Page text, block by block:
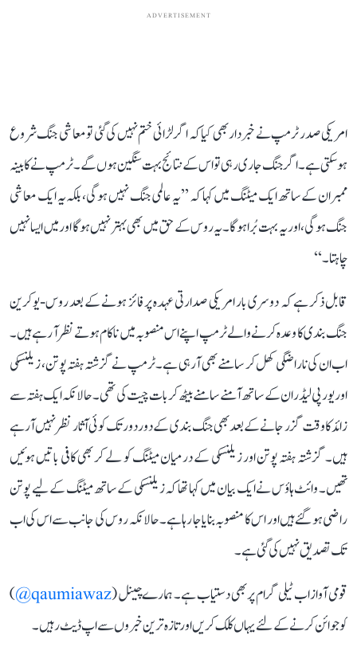
ADVERTISEMENT
امریکی صدر ٹرمپ نے خبردار بھی کیا کہ اگر لڑائی ختم نہیں کی گئی تو معاشی جنگ شروع
ہو سکتی ہے۔ اگر جنگ جاری رہی تو اس کے نتائج بہت سنگین ہوں گے۔ ٹرمپ نے کابینہ
ممبران کے ساتھ ایک میٹنگ میں کہا کہ ’’یہ عالمی جنگ نہیں ہوگی، بلکہ یہ ایک معاشی
جنگ ہوگی، اور یہ بہت بُرا ہوگا۔ یہ روس کے حق میں بھی بہتر نہیں ہوگا اور میں ایسا نہیں
چاہتا۔‘‘
قابل ذکر ہے کہ دوسری بار امریکی صدارتی عہدہ پر فائز ہونے کے بعد روس-یوکرین
جنگ بندی کا وعدہ کرنے والے ٹرمپ اپنے اس منصوبہ میں ناکام ہوتے نظر آ رہے ہیں۔
اب ان کی ناراضگی کھل کر سامنے بھی آ رہی ہے۔ ٹرمپ نے گزشتہ ہفتہ پوتن، زیلنسکی
اور یورپی لیڈران کے ساتھ آمنے سامنے بیٹھ کر بات چیت کی تھی۔ حالانکہ ایک ہفتہ سے
زائد کا وقت گزر جانے کے بعد بھی جنگ بندی کے دور دور تک کوئی آثار نظر نہیں آ رہے
ہیں۔ گزشتہ ہفتہ پوتن اور زیلنسکی کے درمیان میٹنگ کو لے کر بھی کافی باتیں ہوئیں
تھیں۔ وائٹ ہاؤس نے ایک بیان میں کہا تھا کہ زیلنسکی کے ساتھ میٹنگ کے لیے پوتن
راضی ہو گئے ہیں اور اس کا منصوبہ بنایا جا رہا ہے۔ حالانکہ روس کی جانب سے اس کی اب
تک تصدیق نہیں کی گئی ہے۔
قومی آواز اب ٹیلی گرام پر بھی دستیاب ہے۔ ہمارے چینل (qaumiawaz@
)
کو جوائن کرنے کے لئے یہاں کلک کریں اور تازہ ترین خبروں سے اپ ڈیٹ رہیں۔